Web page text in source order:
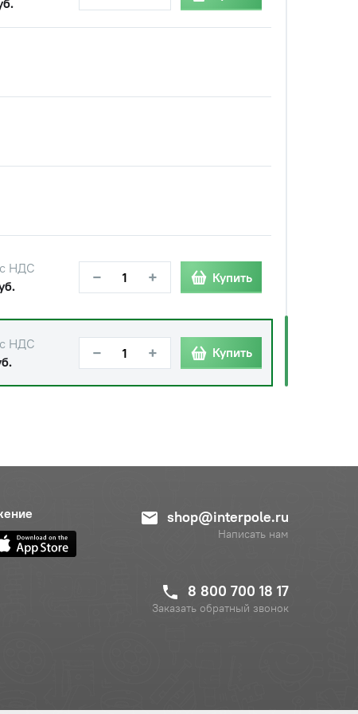
НДС
− + Купить
НДС
− + Купить
shop@interpole.ru
Написать нам
8 800 700 18 17
Заказать обратный звонок